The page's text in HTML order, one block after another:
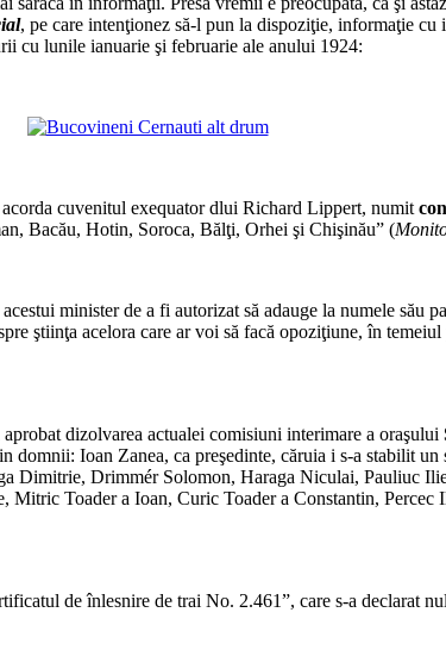
, pe care intenţionez să-l pun la dispoziţie, informaţie
cu lunile ianuarie şi februarie ale anului 1924:
cuvenitul exequator dlui Richard Lippert, numit
Bacău, Hotin, Soroca, Bălţi, Orhei şi Chişinău” (
minister de a fi autorizat să adauge la numele său
ştiinţa acelora care ar voi să facă opoziţiune, în
dizolvarea actualei comisiuni interimare a oraşului
Ioan Zanea, ca preşedinte, căruia i s-a stabilit
Drimmér Solomon, Haraga Niculai, Pauliuc
Toader a Ioan, Curic Toader a Constantin,
de înlesnire de trai No. 2.461”, care s-a declarat